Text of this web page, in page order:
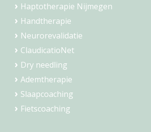
Haptotherapie Nijmegen
Handtherapie
Neurorevalidatie
ClaudicatioNet
Dry needling
Ademtherapie
Slaapcoaching
Fietscoaching